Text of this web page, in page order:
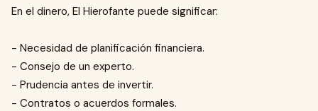
En el dinero, El Hierofante puede significar:
- Necesidad de planificación financiera.
- Consejo de un experto.
- Prudencia antes de invertir.
- Contratos o acuerdos formales.